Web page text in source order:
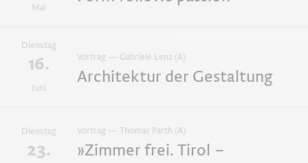
Mai
Dienstag
16.
Juni
Vortrag — Gabriele Lenz (A)
Architektur der Gestaltung
Dienstag
23.
Vortrag — Thomas Parth (A)
»Zimmer frei. Tirol –